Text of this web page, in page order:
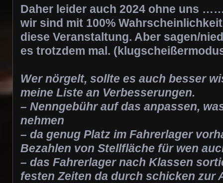
Daher leider auch 2024 ohne uns
wir sind mit 100%
diese Veranstaltung. Aber sagen/
es trotzdem mal.
Wer nörgelt, sollte es auch besser
meine Liste an Verbesserungen.
– Nenngebühr auf das anpassen,
nehmen
– da genug Platz im Fahrerlager
Bezahlen von Stellfläche für wen
– das Fahrerlager nach Klassen
festen Zeiten da durch schicken zur